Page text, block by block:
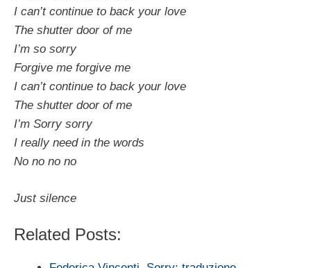
I can’t continue to back your love
The shutter door of me
I’m so sorry
Forgive me forgive me
I can’t continue to back your love
The shutter door of me
I’m Sorry sorry
I really need in the words
No no no no
Just silence
Related Posts: